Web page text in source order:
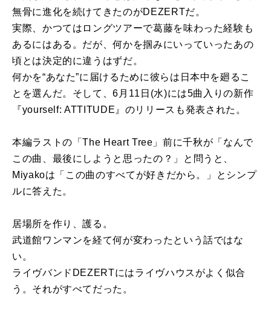
無骨に進化を続けてきたのがDEZERTだ。
実際、かつてはロングツアーで葛藤を味わった経験も
あるにはある。だが、何かを掴みにいっていったあの
頃とは決定的に違うはずだ。
何かを“あなた”に届けるために彼らは日本中を廻るこ
とを選んだ。そして、6月11日(水)には5曲入りの新作
『yourself: ATTITUDE』のリリースも発表された。
本編ラストの「The Heart Tree」前に千秋が「なんで
この曲、最後にしようと思ったの？」と問うと、
Miyakoは「この曲のすべてが好きだから。」とシンプ
ルに答えた。
居場所を作り、護る。
武道館ワンマンを経て何が変わったという話ではな
い。
ライヴバンドDEZERTにはライヴハウスがよく似合
う。それがすべてだった。